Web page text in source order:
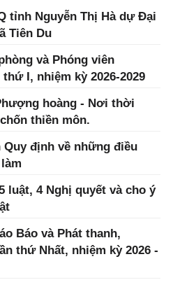
tỉnh Nguyễn Thị Hà dự Đại
Tiên Du
và Phóng viên
I, nhiệm kỳ 2026-2029
hoàng - Nơi thời
thiền môn.
định về những điều
luật, 4 Nghị quyết và cho ý
Báo và Phát thanh,
thứ Nhất, nhiệm kỳ 2026 -